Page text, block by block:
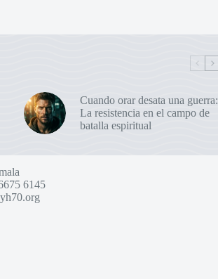
Cuando orar desata una guerra:
La resistencia en el campo de
batalla espiritual
6145